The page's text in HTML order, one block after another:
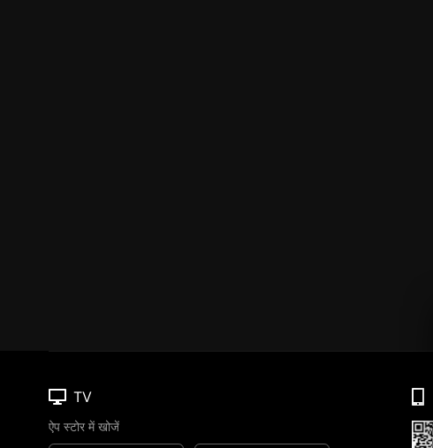
TV
ऐप स्टोर में खोजें